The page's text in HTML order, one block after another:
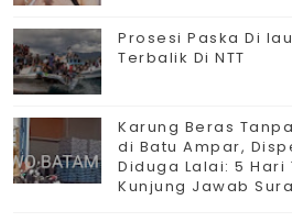
Prosesi Paska Di
Terbalik Di NTT
Karung Beras
di Batu Ampar,
Diduga Lalai: 5 Hari
Kunjung Jawab